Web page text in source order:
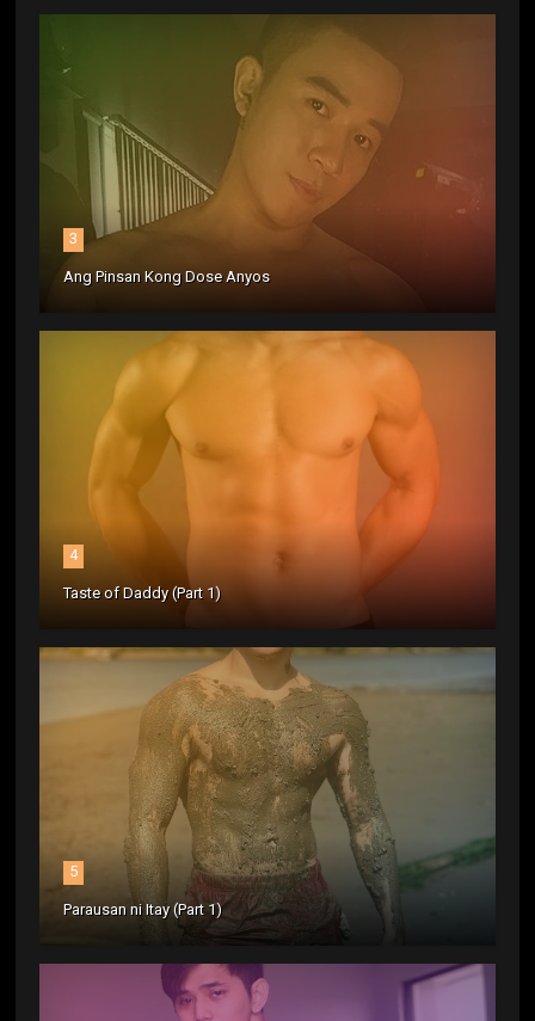
3
Ang Pinsan Kong Dose Anyos
4
Taste of Daddy (Part 1)
5
Parausan ni Itay (Part 1)